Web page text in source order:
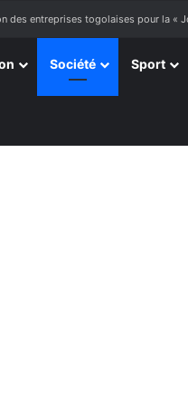
à mourir »
Société Sport